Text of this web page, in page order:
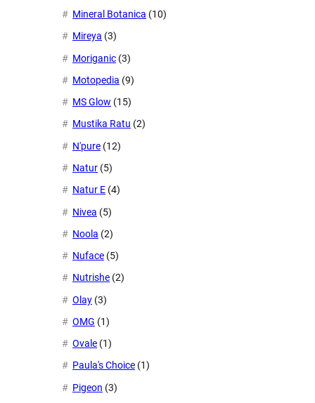
Mineral Botanica (10)
Mireya (3)
Moriganic (3)
Motopedia (9)
MS Glow (15)
Mustika Ratu (2)
N'pure (12)
Natur (5)
Natur E (4)
Nivea (5)
Noola (2)
Nuface (5)
Nutrishe (2)
Olay (3)
OMG (1)
Ovale (1)
Paula's Choice (1)
Pigeon (3)